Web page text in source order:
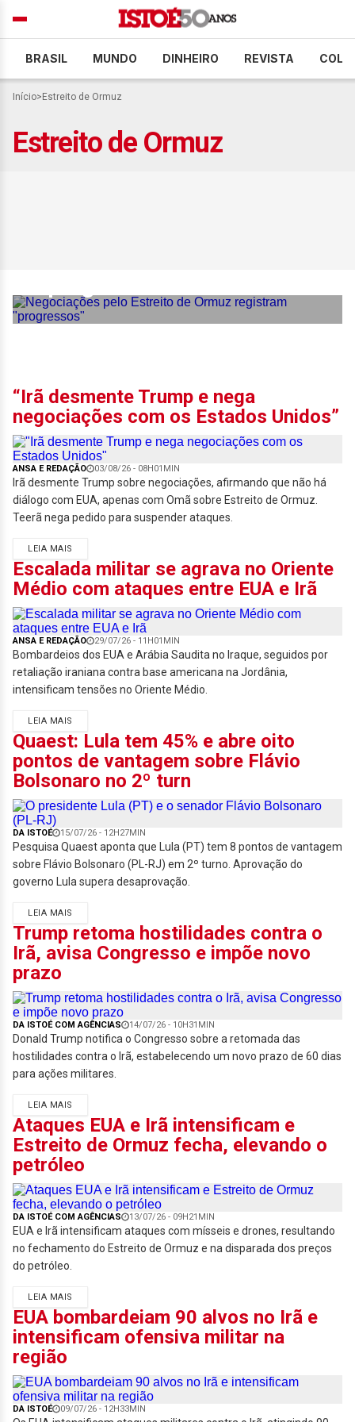
BRASIL MUNDO DINHEIRO REVISTA
Início> Estreito de Ormuz
Estreito de Ormuz
“Irã desmente Trump e nega
negociações com os Estados Unidos”
ANSA E REDAÇÃO 03/08/26 - 08H01MIN
Irã desmente Trump sobre negociações, afirmando que não há
diálogo com EUA, apenas com Omã sobre Estreito de Ormuz.
Teerã nega pedido para suspender ataques.
LEIA MAIS
Escalada militar se agrava no Oriente
Médio com ataques entre EUA e Irã
ANSA E REDAÇÃO 29/07/26 - 11H01MIN
Bombardeios dos EUA e Arábia Saudita no Iraque, seguidos por
retaliação iraniana contra base americana na Jordânia,
intensificam tensões no Oriente Médio.
LEIA MAIS
Quaest: Lula tem 45% e abre oito
pontos de vantagem sobre Flávio
Bolsonaro no 2º turn
DA ISTOÉ 15/07/26 - 12H27MIN
Pesquisa Quaest aponta que Lula (PT) tem 8 pontos de vantagem
sobre Flávio Bolsonaro (PL-RJ) em 2º turno. Aprovação do
governo Lula supera desaprovação.
LEIA MAIS
Trump retoma hostilidades contra o
Irã, avisa Congresso e impõe novo
prazo
DA ISTOÉ COM AGÊNCIAS 14/07/26 - 10H31MIN
Donald Trump notifica o Congresso sobre a retomada das
hostilidades contra o Irã, estabelecendo um novo prazo de 60 dias
para ações militares.
LEIA MAIS
Ataques EUA e Irã intensificam e
Estreito de Ormuz fecha, elevando o
petróleo
DA ISTOÉ COM AGÊNCIAS 13/07/26 - 09H21MIN
EUA e Irã intensificam ataques com mísseis e drones, resultando
no fechamento do Estreito de Ormuz e na disparada dos preços
do petróleo.
LEIA MAIS
EUA bombardeiam 90 alvos no Irã e
intensificam ofensiva militar na
região
DA ISTOÉ 09/07/26 - 12H33MIN